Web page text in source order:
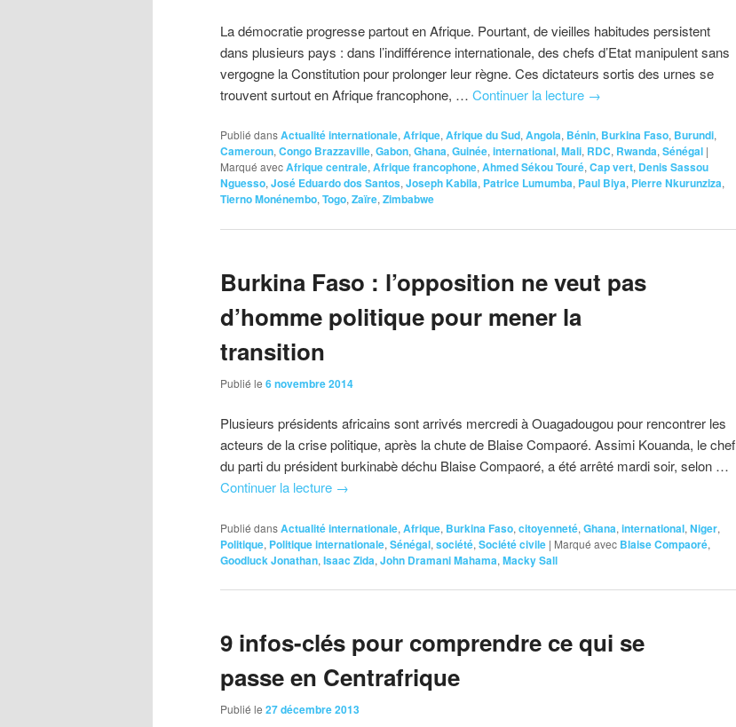
La démocratie progresse partout en Afrique. Pourtant, de vieilles habitudes persistent
dans plusieurs pays : dans l’indifférence internationale, des chefs d’Etat manipulent sans
vergogne la Constitution pour prolonger leur règne. Ces dictateurs sortis des urnes se
trouvent surtout en Afrique francophone, … Continuer la lecture →
Publié dansActualité internationale, Afrique, Afrique du Sud, Angola, Bénin, Burkina Faso, Burundi,
Cameroun, Congo Brazzaville, Gabon, Ghana, Guinée, international, Mali, RDC, Rwanda, Sénégal |
Marqué avecAfrique centrale, Afrique francophone, Ahmed Sékou Touré, Cap vert, Denis Sassou
Nguesso, José Eduardo dos Santos, Joseph Kabila, Patrice Lumumba, Paul Biya, Pierre Nkurunziza,
Tierno Monénembo, Togo, Zaïre, Zimbabwe
Burkina Faso : l’opposition ne veut pas
d’homme politique pour mener la
transition
Publié le 6 novembre 2014
Plusieurs présidents africains sont arrivés mercredi à Ouagadougou pour rencontrer les
acteurs de la crise politique, après la chute de Blaise Compaoré. Assimi Kouanda, le chef
du parti du président burkinabè déchu Blaise Compaoré, a été arrêté mardi soir, selon …
Continuer la lecture →
Publié dansActualité internationale, Afrique, Burkina Faso, citoyenneté, Ghana, international, Niger,
Politique, Politique internationale, Sénégal, société, Société civile | Marqué avec Blaise Compaoré,
Goodluck Jonathan, Isaac Zida, John Dramani Mahama, Macky Sall
9 infos-clés pour comprendre ce qui se
passe en Centrafrique
Publié le 27 décembre 2013